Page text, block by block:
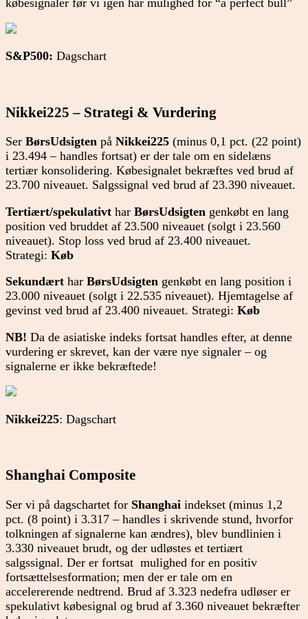
købesignaler før vi igen har mulighed for “a perfect bull”
S&P500: Dagschart
Nikkei225 – Strategi & Vurdering
Ser BørsUdsigten på Nikkei225 (minus 0,1 pct. (22 point)
i 23.494 – handles fortsat) er der tale om en sidelæns
tertiær konsolidering. Købesignalet bekræftes ved brud af
23.700 niveauet. Salgssignal ved brud af 23.390 niveauet.
Tertiært/spekulativt har BørsUdsigten genkøbt en lang
position ved bruddet af 23.500 niveauet (solgt i 23.560
niveauet). Stop loss ved brud af 23.400 niveauet.
Strategi: Køb
Sekundært har BørsUdsigten genkøbt en lang position i
23.000 niveauet (solgt i 22.535 niveauet). Hjemtagelse af
gevinst ved brud af 23.400 niveauet. Strategi: Køb
NB! Da de asiatiske indeks fortsat handles efter, at denne
vurdering er skrevet, kan der være nye signaler – og
signalerne er ikke bekræftede!
Nikkei225: Dagschart
Shanghai Composite
Ser vi på dagschartet for Shanghai indekset (minus 1,2
pct. (8 point) i 3.317 – handles i skrivende stund, hvorfor
tolkningen af signalerne kan ændres), blev bundlinien i
3.330 niveauet brudt, og der udløstes et tertiært
salgssignal. Der er fortsat mulighed for en positiv
fortsættelsesformation; men der er tale om en
accelererende nedtrend. Brud af 3.323 nedefra udløser er
spekulativt købesignal og brud af 3.360 niveauet bekræfter